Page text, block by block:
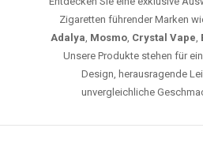
Zigaretten führender Marken
Adalya, Mosmo, Crystal Vape,
Unsere Produkte stehen für
Design, herausragende
unvergleichliche